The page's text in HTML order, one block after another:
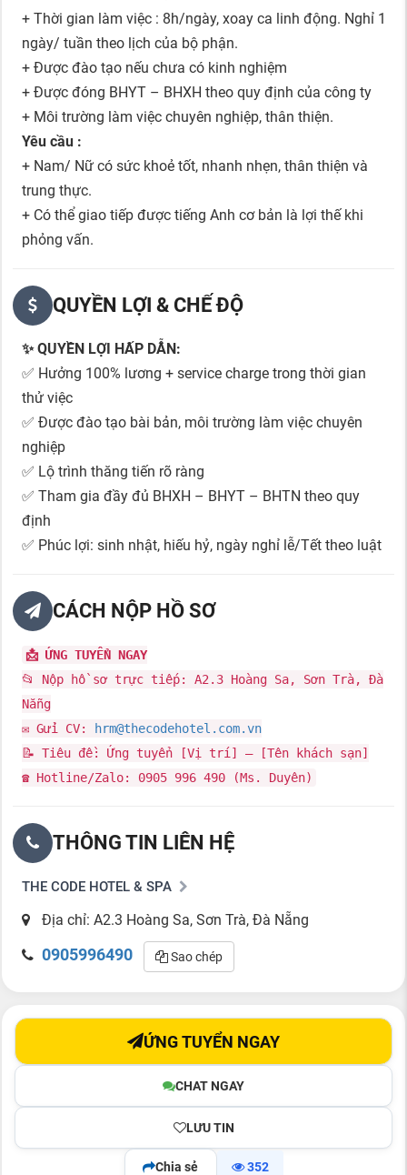
+ Thời gian làm việc : 8h/ngày, xoay ca linh động. Nghỉ 1
ngày/ tuần theo lịch của bộ phận.
+ Được đào tạo nếu chưa có kinh nghiệm
+ Được đóng BHYT – BHXH theo quy định của công ty
+ Môi trường làm việc chuyên nghiệp, thân thiện.
Yêu cầu :
+ Nam/ Nữ có sức khoẻ tốt, nhanh nhẹn, thân thiện và
trung thực.
+ Có thể giao tiếp được tiếng Anh cơ bản là lợi thế khi
phỏng vấn.
QUYỀN LỢI & CHẾ ĐỘ
✨ QUYỀN LỢI HẤP DẪN:
✅ Hưởng 100% lương + service charge trong thời gian
thử việc
✅ Được đào tạo bài bản, môi trường làm việc chuyên
nghiệp
✅ Lộ trình thăng tiến rõ ràng
✅ Tham gia đầy đủ BHXH – BHYT – BHTN theo quy
định
✅ Phúc lợi: sinh nhật, hiếu hỷ, ngày nghỉ lễ/Tết theo luật
CÁCH NỘP HỒ SƠ
📩 ỨNG TUYỂN NGAY
📂 Nộp hồ sơ trực tiếp: A2.3 Hoàng Sa, Sơn Trà, Đà
Nẵng
✉️ Gửi CV:
hrm@thecodehotel.com.vn
📝 Tiêu đề: Ứng tuyển [Vị trí] – [Tên khách sạn]
☎️ Hotline/Zalo: 0905 996 490 (Ms. Duyên)
THÔNG TIN LIÊN HỆ
THE CODE HOTEL & SPA
Địa chỉ: A2.3 Hoàng Sa, Sơn Trà, Đà Nẵng
0905996490 Sao chép
CHAT NGAY
LƯU TIN
ỨNG TUYỂN NGAY
Chia sẻ 352